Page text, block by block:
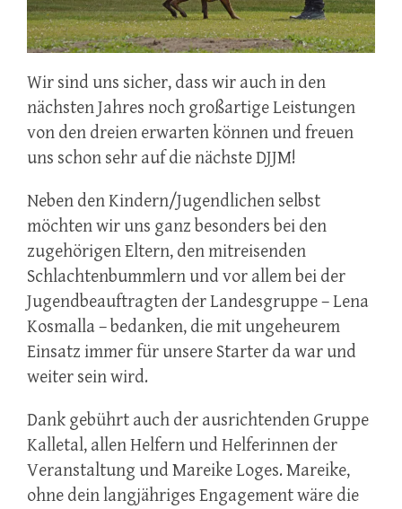
Wir sind uns sicher, dass wir auch in den
nächsten Jahres noch großartige Leistungen
von den dreien erwarten können und freuen
uns schon sehr auf die nächste DJJM!
Neben den Kindern/Jugendlichen selbst
möchten wir uns ganz besonders bei den
zugehörigen Eltern, den mitreisenden
Schlachtenbummlern und vor allem bei der
Jugendbeauftragten der Landesgruppe – Lena
Kosmalla – bedanken, die mit ungeheurem
Einsatz immer für unsere Starter da war und
weiter sein wird.
Dank gebührt auch der ausrichtenden Gruppe
Kalletal, allen Helfern und Helferinnen der
Veranstaltung und Mareike Loges. Mareike,
ohne dein langjähriges Engagement wäre die